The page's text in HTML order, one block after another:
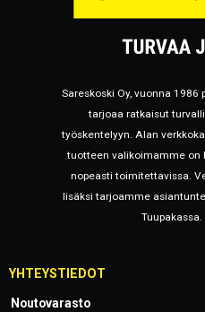
Sareskoski Oy, vuonna
tarjoaa ratkaisut
työskentelyyn. Alan
tuotteen valikoimamme on
nopeasti toimitettavissa.
lisäksi tarjoamme
YHTEYSTIEDOT
Noutovarasto